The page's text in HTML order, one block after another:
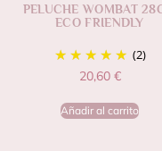
PELUCHE WOMBAT
ECO FRIENDLY
(2)
20,60 €
Añadir al carrito